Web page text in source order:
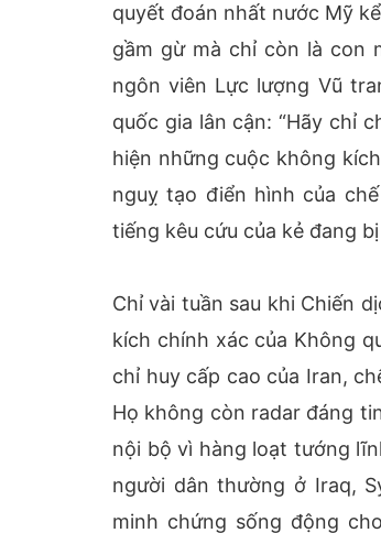
quyết đoán nhất nước Mỹ
gầm gừ mà chỉ còn là con
ngôn viên Lực lượng Vũ
quốc gia lân cận: “Hãy chỉ
hiện những cuộc không
nguỵ tạo điển hình của
tiếng kêu cứu của kẻ đang
Chỉ vài tuần sau khi Chiến
kích chính xác của Không
chỉ huy cấp cao của Iran,
Họ không còn radar đáng
nội bộ vì hàng loạt tướng
người dân thường ở Iraq,
minh chứng sống động